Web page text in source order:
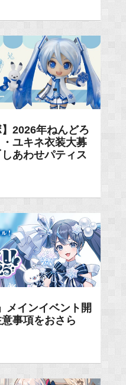
】2026年ねんどろ
ユキネ衣装大募
あわせパティス
メインイベント開
事項をおさら